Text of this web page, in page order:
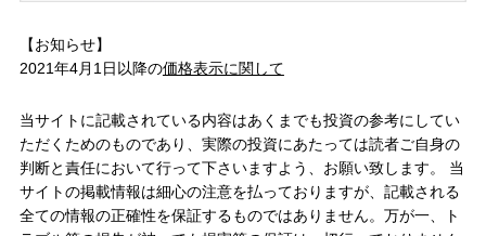
【お知らせ】
2021年4月1日以降の価格表示に関して
当サイトに記載されている内容はあくまでも投資の参考にしてい
ただくためのものであり、実際の投資にあたっては読者ご自身の
判断と責任において行って下さいますよう、お願い致します。 当
サイトの掲載情報は細心の注意を払っておりますが、記載される
全ての情報の正確性を保証するものではありません。万が一、ト